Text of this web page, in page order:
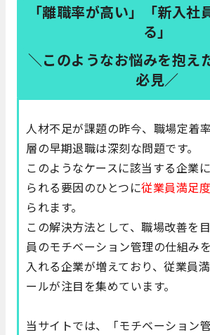
「離職率が高い」「新入社
る」
＼このようなお悩みを抱え
必見／
人材不足が課題の昨今、職場定着
層の早期退職は深刻な問題です。
このようなケースに該当する企業
られる要因のひとつに従業員満足
られます。
この解決方法として、職場改善を
員のモチベーション管理の仕組み
入れる企業が増えており、従業員
ールが注目を集めています。
当サイトでは、「モチベーション管